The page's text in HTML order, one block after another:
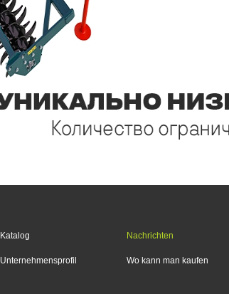
Katalog Nachrichten
Unternehmensprofil Wo kann man kaufen